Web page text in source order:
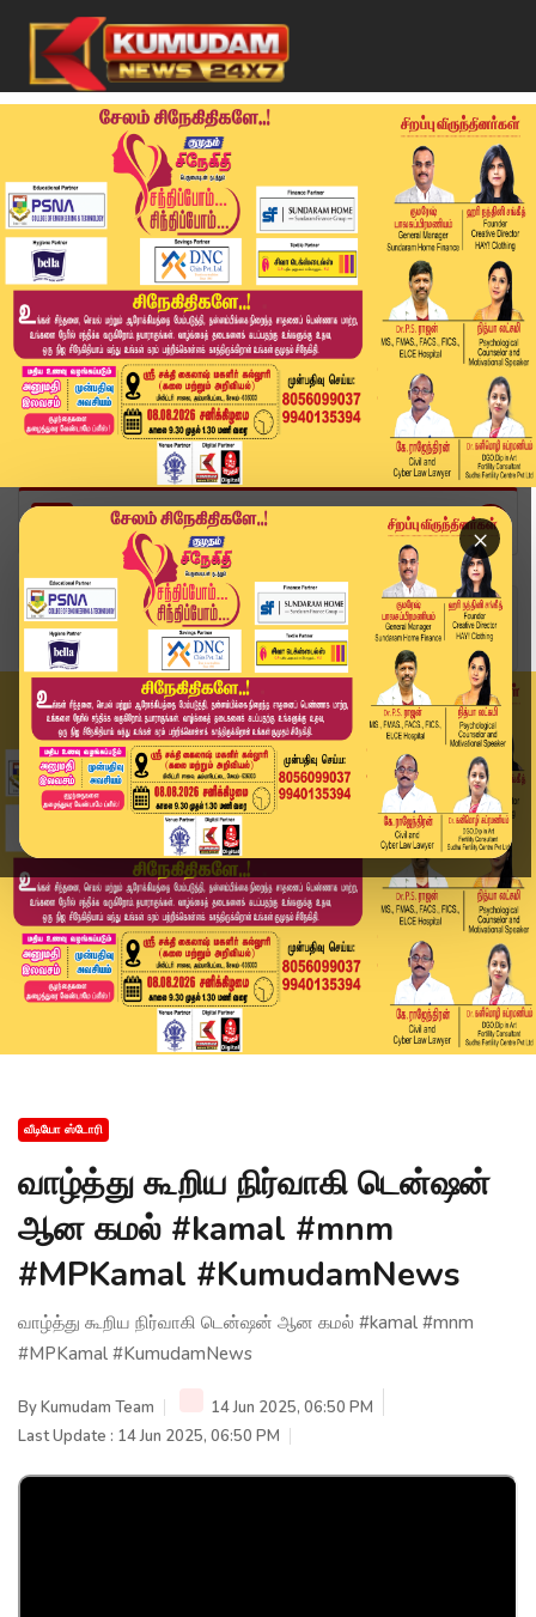
×
Home
வீடியோ ஸ்டோரி
வாழ்த்து கூறிய நிர்வாகி டென்ஷன் ஆன கமல் #kamal ...
வீடியோ ஸ்டோரி
வாழ்த்து கூறிய நிர்வாகி டென்ஷன்
ஆன கமல் #kamal #mnm
#MPKamal #KumudamNews
வாழ்த்து கூறிய நிர்வாகி டென்ஷன் ஆன கமல் #kamal #mnm
#MPKamal #KumudamNews
ByKumudam Team
14 Jun 2025, 06:50 PM
Last Update : 14 Jun 2025, 06:50 PM